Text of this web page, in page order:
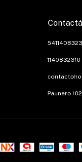
1140832310
Paunero